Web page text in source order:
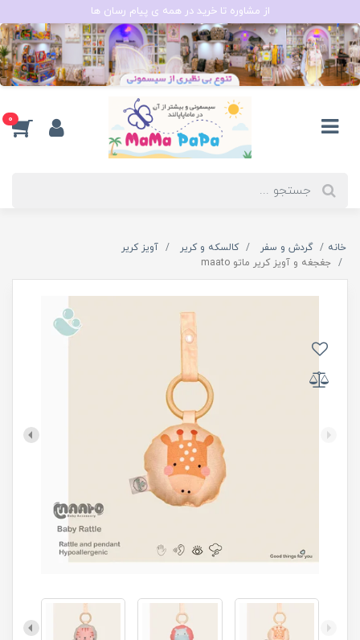
از مشاوره تا خرید در همه ی پیام رسان ها
0
خانه گردش و سفر کالسکه و کریر
آویز کریر
جغجغه و آویز کریر ماتو maato